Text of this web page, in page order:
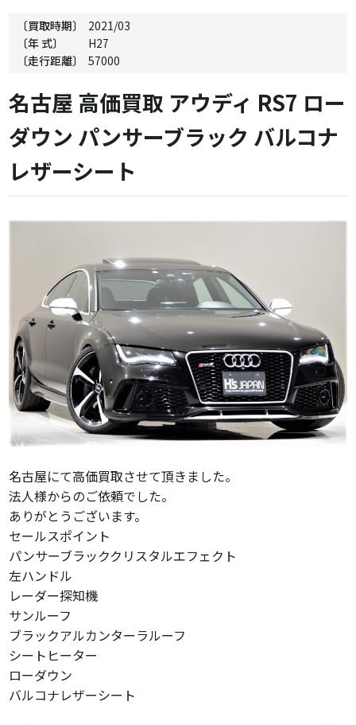
〔買取時期〕
2021/03
〔年 式〕
H27
〔走行距離〕
57000
名古屋 高価買取 アウディ RS7 ロー
ダウン パンサーブラック バルコナ
レザーシート
名古屋にて高価買取させて頂きました。
法人様からのご依頼でした。
ありがとうございます。
セールスポイント
パンサーブラッククリスタルエフェクト
左ハンドル
レーダー探知機
サンルーフ
ブラックアルカンターラルーフ
シートヒーター
ローダウン
バルコナレザーシート